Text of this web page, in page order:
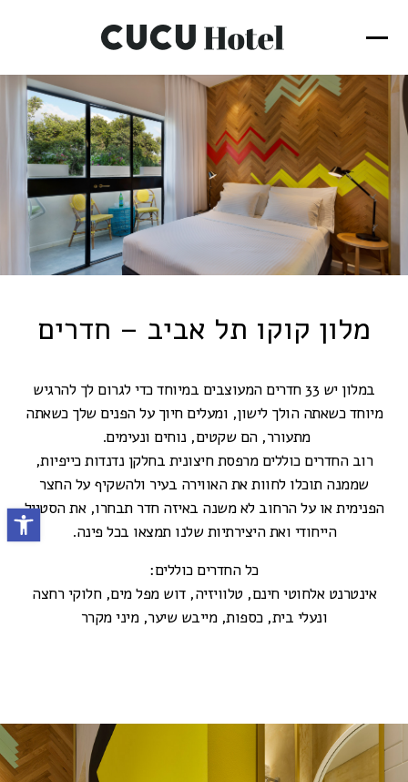
פתח סרגל
מלון קוקו תל אביב – חדרים
במלון יש 33 חדרים המעוצבים במיוחד כדי לגרום לך להרגיש
מיוחד כשאתה הולך לישון, ומעלים חיוך על הפנים שלך כשאתה
מתעורר, הם שקטים, נוחים ונעימים.
רוב החדרים כוללים מרפסת חיצונית בחלקן נדנדות כייפיות,
שממנה תוכלו לחוות את האווירה בעיר ולהשקיף על החצר
הפנימית או על הרחוב לא משנה באיזה חדר תבחרו, את הסטייל
הייחודי ואת היצירתיות שלנו תמצאו בכל פינה.
כל החדרים כוללים:
אינטרנט אלחוטי חינם, טלוויזיה, דוש מפל מים, חלוקי רחצה
ונעלי בית, כספות, מייבש שיער, מיני מקרר